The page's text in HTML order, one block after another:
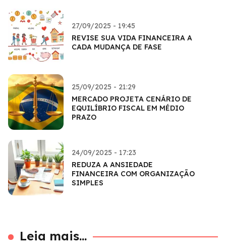
27/09/2025 - 19:45
REVISE SUA VIDA FINANCEIRA A
CADA MUDANÇA DE FASE
25/09/2025 - 21:29
MERCADO PROJETA CENÁRIO DE
EQUILÍBRIO FISCAL EM MÉDIO
PRAZO
24/09/2025 - 17:23
REDUZA A ANSIEDADE
FINANCEIRA COM ORGANIZAÇÃO
SIMPLES
Leia mais...